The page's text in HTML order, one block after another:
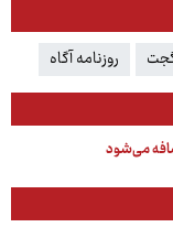
روزنامه آگاه
می‌شود